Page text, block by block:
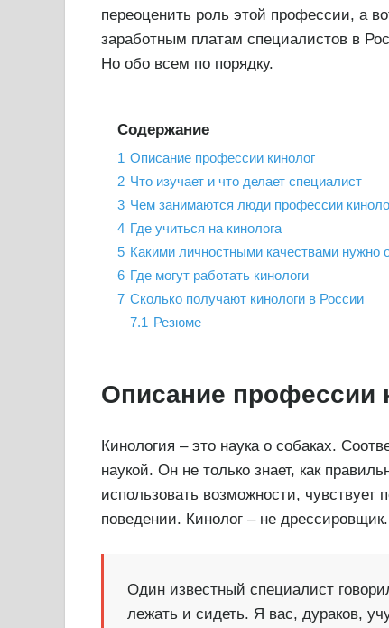
переоценить роль этой профессии, а
заработным платам специалистов в
Но обо всем по порядку.
Содержание
1 Описание профессии кинолог
2 Что изучает и что делает специалист
3 Чем занимаются люди профессии
4 Где учиться на кинолога
5 Какими личностными качествами нужно
6 Где могут работать кинологи
7 Сколько получают кинологи в России
7.1 Резюме
Описание профессии
Кинология – это наука о собаках.
наукой. Он не только знает, как
использовать возможности, чувствует
поведении. Кинолог – не дрессировщик.
Один известный специалист
лежать и сидеть. Я вас, дураков,